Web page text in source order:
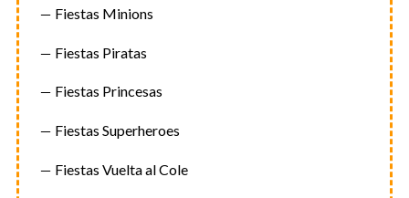
Fiestas Minions
Fiestas Piratas
Fiestas Princesas
Fiestas Superheroes
Fiestas Vuelta al Cole